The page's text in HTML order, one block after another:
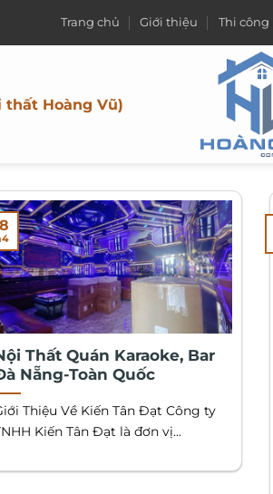
Trang chủ Giới thiệu Thi công
thất Hoàng Vũ)
Thất Quán Karaoke, Bar
Nẵng-Toàn Quốc
Thiệu Về Kiến Tân Đạt Công ty
Kiến Tân Đạt là đơn vị...